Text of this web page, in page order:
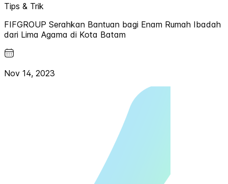
Tips & Trik
FIFGROUP Serahkan Bantuan bagi Enam Rumah Ibadah
dari Lima Agama di Kota Batam
Nov 14, 2023